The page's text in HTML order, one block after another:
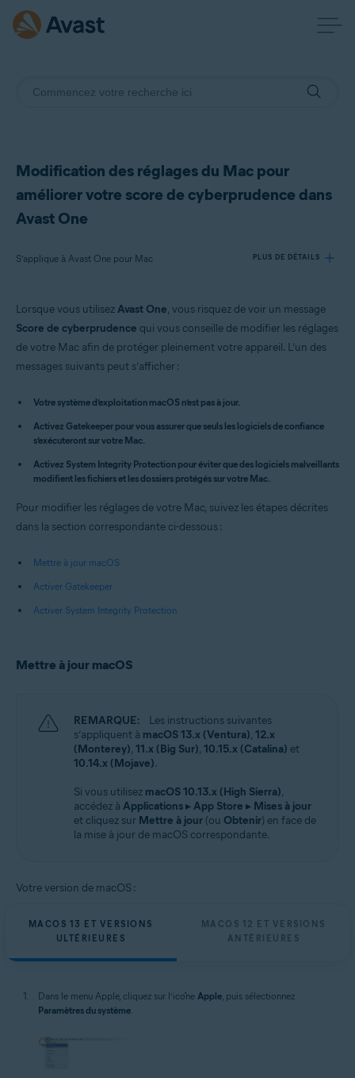
Modification des réglages du Mac pour
améliorer votre score de cyberprudence dans
Avast One
S’applique à Avast One pour Mac PLUS DE DÉTAILS
Produits:
Systèmes d'exploitation:
Apple macOS 13.x (Ventura)
Apple macOS 12.x (Monterey)
Apple macOS 11.x (Big Sur)
Apple macOS 10.14.x (Mojave)
Apple macOS 10.13.x (High Sierra)
Lorsque vous utilisezAvast One, vous risquez de voir un message
Score de cyberprudence qui vous conseille de modifier les réglages
de votre Mac afin de protéger pleinement votre appareil. L’un des
messages suivants peut s’afficher :
Votre système d’exploitation macOS n’est pas à jour.
Activez Gatekeeper pour vous assurer que seuls les logiciels de confiance
s’exécuteront sur votre Mac.
Activez System Integrity Protection pour éviter que des logiciels malveillants
modifient les fichiers et les dossiers protégés sur votre Mac.
Pour modifier les réglages de votre Mac, suivez les étapes décrites
dans la section correspondante ci-dessous :
Mettre à jour macOS
Activer Gatekeeper
Activer System Integrity Protection
Mettre à jour macOS
REMARQUE:
Les instructions suivantes
s’appliquent à macOS 13.x (Ventura), 12.x
(Monterey), 11.x (Big Sur), 10.15.x (Catalina) et
10.14.x (Mojave).
Si vous utilisez macOS 10.13.x (High Sierra),
accédez à Applications▸ App Store ▸ Mises à jour
et cliquez sur Mettre à jour (ou Obtenir) en face de
la mise à jour de macOS correspondante.
Votre version de macOS :
MACOS 13 ET VERSIONS
ULTÉRIEURES
MACOS 12 ET VERSIONS
ANTÉRIEURES
Dans le menu Apple, cliquez sur l’icône Apple, puis sélectionnez
Paramètres du système.